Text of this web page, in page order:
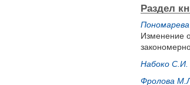
Раздел
Пономарева
Изменение
Набоко С.И.
Фролова